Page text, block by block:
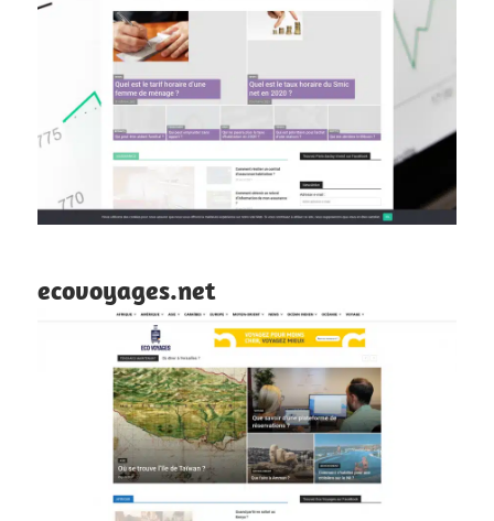
ecovoyages.net